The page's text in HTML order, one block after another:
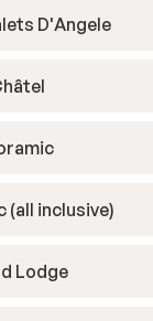
D'Angele
(all inclusive)
Lodge